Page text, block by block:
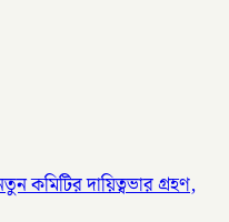
কমিটির দায়িত্বভার গ্রহণ,